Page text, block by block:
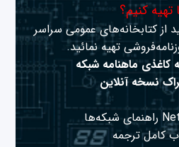
تهیه کنیم؟
از کتابخانه‌های عمومی سراسر
تهیه نمائید.
ماهنامه شبکه
نسخه آنلاین
کامل ترجمه